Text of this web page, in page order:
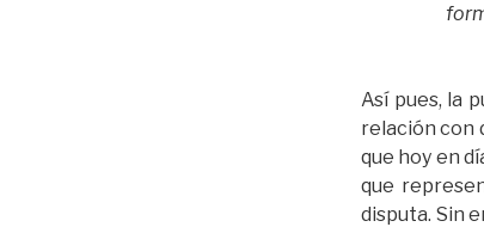
Así pues, la
relación con
que hoy en
que
disputa. Sin